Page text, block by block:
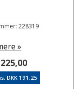
228319
»
DKK 191,25